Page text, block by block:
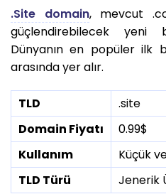
.Site domain, mevcut
güçlendirebilecek yeni
Dünyanın en popüler ilk
arasında yer alır.
TLD
.site
Domain Fiyatı
0.99$
Kullanım
Küçük
TLD Türü
Jenerik